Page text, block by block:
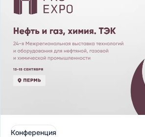
Конференция